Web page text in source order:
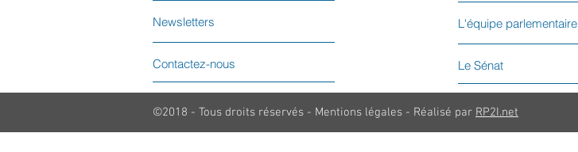
Newsletters
Contactez-nous
L'équipe parlementaire
Le Sénat
©2018 - Tous droits réservés - Mentions légales - Réalisé par RP2I.net